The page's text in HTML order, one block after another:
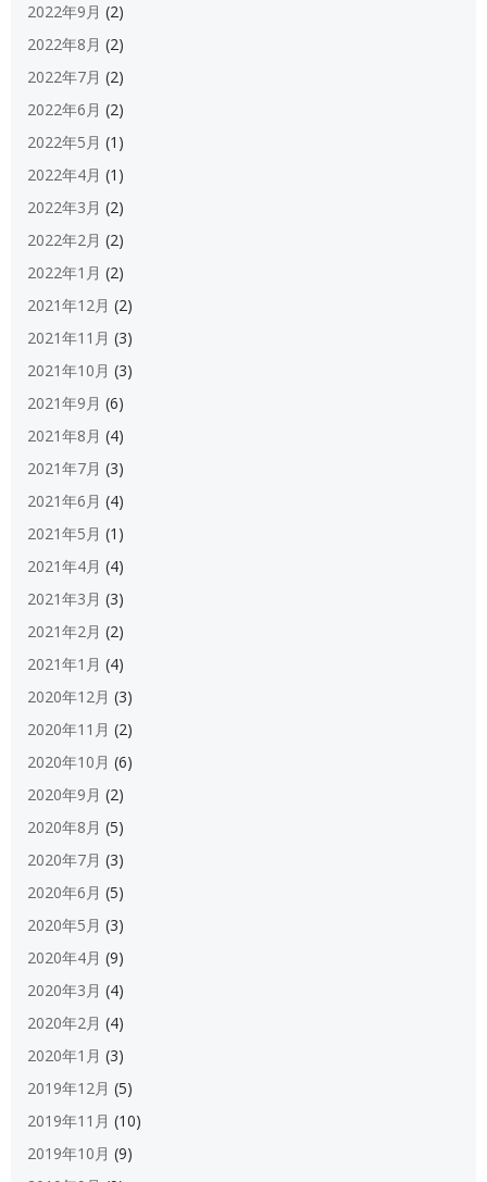
2022年9月 (2)
2022年8月 (2)
2022年7月 (2)
2022年6月 (2)
2022年5月 (1)
2022年4月 (1)
2022年3月 (2)
2022年2月 (2)
2022年1月 (2)
2021年12月 (2)
2021年11月 (3)
2021年10月 (3)
2021年9月 (6)
2021年8月 (4)
2021年7月 (3)
2021年6月 (4)
2021年5月 (1)
2021年4月 (4)
2021年3月 (3)
2021年2月 (2)
2021年1月 (4)
2020年12月 (3)
2020年11月 (2)
2020年10月 (6)
2020年9月 (2)
2020年8月 (5)
2020年7月 (3)
2020年6月 (5)
2020年5月 (3)
2020年4月 (9)
2020年3月 (4)
2020年2月 (4)
2020年1月 (3)
2019年12月 (5)
2019年11月 (10)
2019年10月 (9)